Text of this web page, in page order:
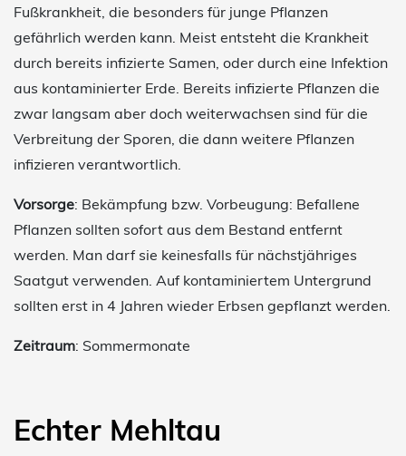
Fußkrankheit, die besonders für junge Pflanzen
gefährlich werden kann. Meist entsteht die Krankheit
durch bereits infizierte Samen, oder durch eine Infektion
aus kontaminierter Erde. Bereits infizierte Pflanzen die
zwar langsam aber doch weiterwachsen sind für die
Verbreitung der Sporen, die dann weitere Pflanzen
infizieren verantwortlich.
Vorsorge: Bekämpfung bzw. Vorbeugung: Befallene
Pflanzen sollten sofort aus dem Bestand entfernt
werden. Man darf sie keinesfalls für nächstjähriges
Saatgut verwenden. Auf kontaminiertem Untergrund
sollten erst in 4 Jahren wieder Erbsen gepflanzt werden.
Zeitraum: Sommermonate
Echter Mehltau